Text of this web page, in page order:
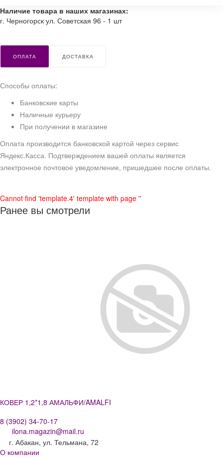
Наличие товара в наших магазинах:
г. Черногорск ул. Советская 96 - 1 шт
ОПЛАТА ДОСТАВКА
Способы оплаты:
Банковские карты
Наличные курьеру
При получении в магазине
Оплата производится банковской картой через сервис
Яндекс.Касса. Подтверждением вашей оплаты является
электронное почтовое уведомление, пришедшее после оплаты.
Cannot find 'template.4' template with page ''
Ранее вы смотрели
КОВЕР 1,2*1,8 АМАЛЬФИ/AMALFI
8 (3902) 34-70-17
ilona.magazin@mail.ru
г. Абакан, ул. Тельмана, 72
О компании